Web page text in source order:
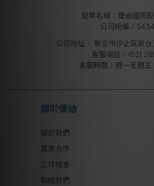
營業名稱：優迪國際
公司統編：
公司地址： 新北市汐止區新
客服電話：(02)
客服時間：週一至週
關於優迪
關於我們
異業合作
工作機會
聯絡我們